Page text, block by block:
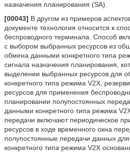
назначения планирования (SA).
[00043] В другом из примеров
документе технология относится к
беспроводного терминала. Способ
с выбором выбранных ресурсов из
обмена данными конкретного типа
сигнала назначения планирования,
выделении выбранных ресурсов для
конкретного типа режима V2X;
ресурсов для применения
планировании полупостоянных
данными конкретного типа режима
передачи включают периодическое
ресурсов в ходе временного окна
полупостоянные передачи данных
конкретного типа режима V2X